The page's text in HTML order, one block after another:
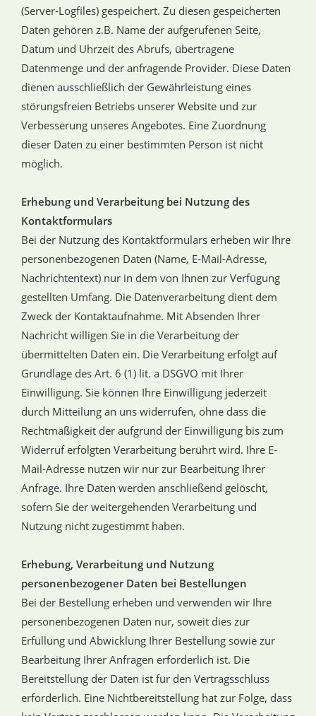
(Server-Logfiles) gespeichert. Zu diesen gespeicherten
Daten gehören z.B. Name der aufgerufenen Seite,
Datum und Uhrzeit des Abrufs, übertragene
Datenmenge und der anfragende Provider. Diese Daten
dienen ausschließlich der Gewährleistung eines
störungsfreien Betriebs unserer Website und zur
Verbesserung unseres Angebotes. Eine Zuordnung
dieser Daten zu einer bestimmten Person ist nicht
möglich.
Erhebung und Verarbeitung bei Nutzung des
Kontaktformulars
Bei der Nutzung des Kontaktformulars erheben wir Ihre
personenbezogenen Daten (Name, E-Mail-Adresse,
Nachrichtentext) nur in dem von Ihnen zur Verfügung
gestellten Umfang. Die Datenverarbeitung dient dem
Zweck der Kontaktaufnahme. Mit Absenden Ihrer
Nachricht willigen Sie in die Verarbeitung der
übermittelten Daten ein. Die Verarbeitung erfolgt auf
Grundlage des Art. 6 (1) lit. a DSGVO mit Ihrer
Einwilligung. Sie können Ihre Einwilligung jederzeit
durch Mitteilung an uns widerrufen, ohne dass die
Rechtmäßigkeit der aufgrund der Einwilligung bis zum
Widerruf erfolgten Verarbeitung berührt wird. Ihre E-
Mail-Adresse nutzen wir nur zur Bearbeitung Ihrer
Anfrage. Ihre Daten werden anschließend gelöscht,
sofern Sie der weitergehenden Verarbeitung und
Nutzung nicht zugestimmt haben.
Erhebung, Verarbeitung und Nutzung
personenbezogener Daten bei Bestellungen
Bei der Bestellung erheben und verwenden wir Ihre
personenbezogenen Daten nur, soweit dies zur
Erfüllung und Abwicklung Ihrer Bestellung sowie zur
Bearbeitung Ihrer Anfragen erforderlich ist. Die
Bereitstellung der Daten ist für den Vertragsschluss
erforderlich. Eine Nichtbereitstellung hat zur Folge, dass